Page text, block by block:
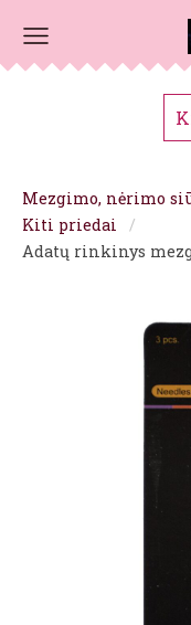
Mezgimo, nėrimo
Kiti priedai
Adatų rinkinys